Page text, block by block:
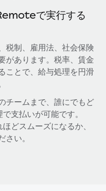
で実行する
税制、雇用法、社会保険
があります。税率、賃金
ことで、給与処理を円滑
チームまで、誰にでもど
支払いが可能です。
どスムーズになるか、
さい。